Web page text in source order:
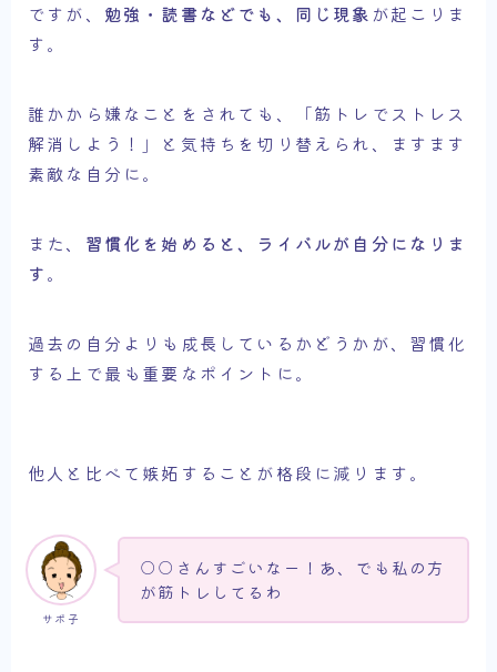
ですが、 勉強・読書などでも、同じ現象 が起こりま
す。
誰かから嫌なことをされても、「筋トレでストレス
解消しよう！」と気持ちを切り替えられ、ますます
素敵な自分に。
また、 習慣化を始めると、ライバルが自分になりま
す。
過去の自分よりも成長しているかどうかが、習慣化
する上で最も重要なポイントに。
他人と比べて嫉妬することが格段に減ります。
サボ子
○○さんすごいなー！あ、でも私の方
が筋トレしてるわ